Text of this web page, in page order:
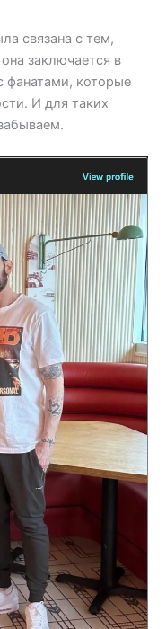
связана с тем,
заключается в
фанатами, которые
И для таких